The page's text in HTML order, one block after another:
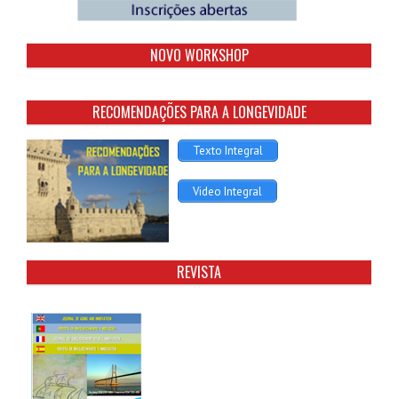
NOVO WORKSHOP
RECOMENDAÇÕES PARA A LONGEVIDADE
Texto Integral
Video Integral
REVISTA